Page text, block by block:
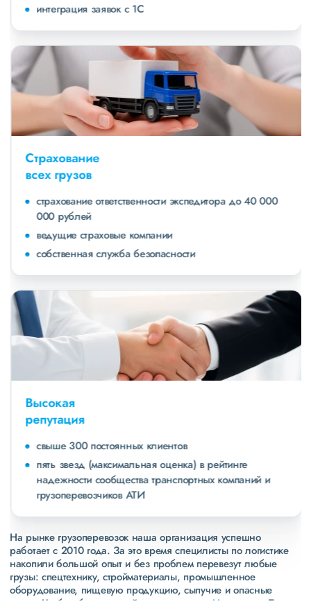
интеграция заявок с 1С
Страхование
всех грузов
страхование ответственности экспедитора до 40 000
000 рублей
ведущие страховые компании
собственная служба безопасности
Высокая
репутация
свыше 300 постоянных клиентов
пять звезд (максимальная оценка) в рейтинге
надежности сообщества транспортных компаний и
грузоперевозчиков АТИ
На рынке грузоперевозок наша организация успешно
работает с 2010 года. За это время специлисты по логистике
накопили большой опыт и без проблем перевезут любые
грузы: спецтехнику, стройматериалы, промышленное
оборудование, пищевую продукцию, сыпучие и опасные